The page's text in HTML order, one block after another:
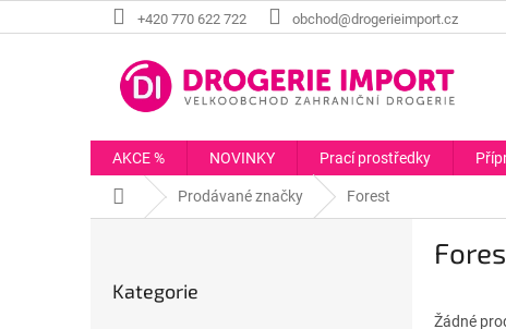
na
+420 770 622 722 obchod@drogerieimport.cz
AKCE % NOVINKY Prací prostředky
Domů Prodávané značky Forest
kategorie
Kategorie
Žádné